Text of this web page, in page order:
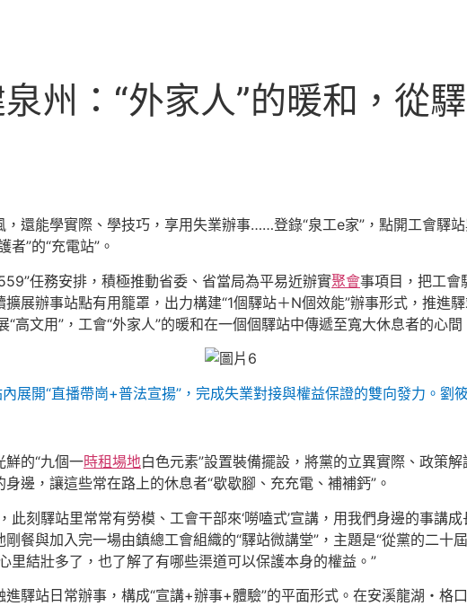
州：“外家人”的暖和，從
還能學實際、學技巧，享用失業辦事……登錄“泉工e家”，點開工會驛
”的“充電站”。
任務安排，積極推動省委、省當局為平易近辦實聚會事項目，把工會
展辦事站點有用籠罩，出力構建“1個驛站＋N個效能”辦事形式，推進
“高文用”，工會“外家人”的暖和在一個個驛站中傳遞至寬大休息者的心間
展開“直播帶崗+普法宣揚”，完成失業對接與權益保證的雙向發力。劉
的“九個一時租場地白色元素”設置裝備擺設，將黨的立異實際、政策
邊，讓這些常在路上的休息者“歇歇腳、充充電、補補鈣”。
此刻驛站里常常有勞模、工會干部來‘嘮嗑式’宣講，用我們身邊的事講
餐與加入完一場由鎮總工會組織的“驛站微講堂”，主題是“從黨的二十
里結壯多了，也了解了有哪些渠道可以保護本身的權益。”
驛站日常辦事，構成“宣講+辦事+體驗”的平面形式。在安溪龍湖・格